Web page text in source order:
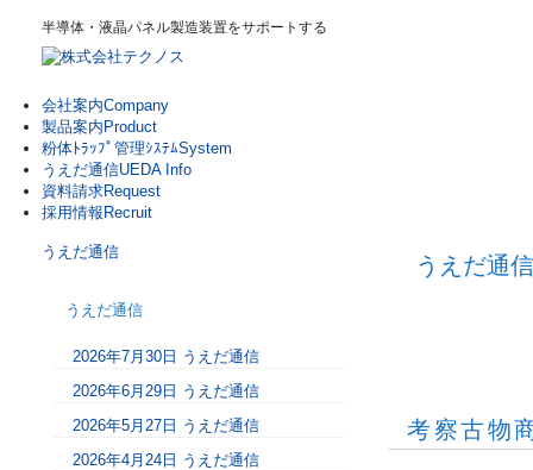
半導体・液晶パネル製造装置をサポートする
会社案内Company
製品案内 Product
粉体ﾄﾗｯﾌﾟ管理ｼｽﾃﾑSystem
うえだ通信UEDA Info
資料請求Request
採用情報 Recruit
うえだ通信
考察古物
うえだ通信
うえだ通信
2026年7月30日 うえだ通信
2026年6月29日 うえだ通信
2026年5月27日 うえだ通信
2026年4月24日 うえだ通信